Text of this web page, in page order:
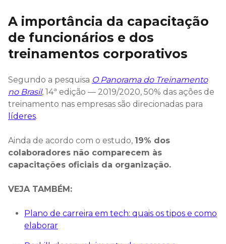
A importância da capacitação
de funcionários e dos
treinamentos corporativos
Segundo a pesquisa O Panorama do Treinamento
no Brasil, 14ª edição — 2019/2020, 50% das ações de
treinamento nas empresas são direcionadas para
líderes.
Ainda de acordo com o estudo, 19% dos
colaboradores não comparecem às
capacitações oficiais da organização.
VEJA TAMBÉM:
Plano de carreira em tech: quais os tipos e como
elaborar